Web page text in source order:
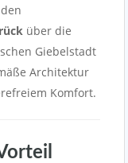
über die
Giebelstadt
Architektur
Komfort.